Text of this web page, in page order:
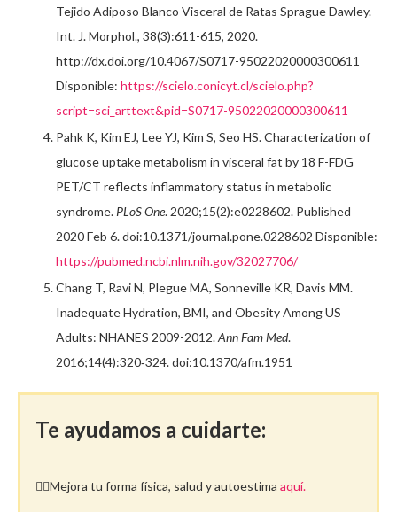
Tejido Adiposo Blanco Visceral de Ratas Sprague Dawley.
Int. J. Morphol., 38(3):611-615, 2020.
http://dx.doi.org/10.4067/S0717-95022020000300611
Disponible: https://scielo.conicyt.cl/scielo.php?
script=sci_arttext&pid=S0717-95022020000300611
Pahk K, Kim EJ, Lee YJ, Kim S, Seo HS. Characterization of
glucose uptake metabolism in visceral fat by 18 F-FDG
PET/CT reflects inflammatory status in metabolic
syndrome. PLoS One. 2020;15(2):e0228602. Published
2020 Feb 6. doi:10.1371/journal.pone.0228602 Disponible:
https://pubmed.ncbi.nlm.nih.gov/32027706/
Chang T, Ravi N, Plegue MA, Sonneville KR, Davis MM.
Inadequate Hydration, BMI, and Obesity Among US
Adults: NHANES 2009-2012.Ann Fam Med.
2016;14(4):320‐324. doi:10.1370/afm.1951
Te ayudamos a cuidarte:
🤸‍♀️Mejora tu forma física, salud y autoestima aquí.